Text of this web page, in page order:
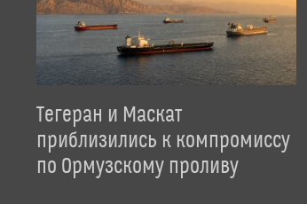
Тегеран и Маскат
приблизились к компромиссу
по Ормузскому проливу